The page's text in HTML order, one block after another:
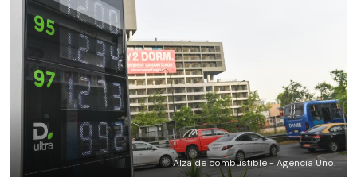
Alza de combustible - Agencia Uno.